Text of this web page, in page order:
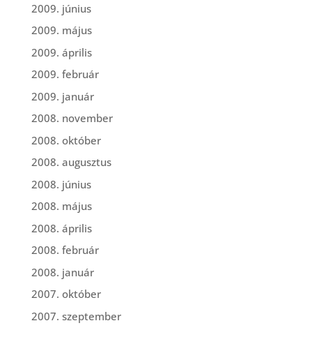
2009. június
2009. május
2009. április
2009. február
2009. január
2008. november
2008. október
2008. augusztus
2008. június
2008. május
2008. április
2008. február
2008. január
2007. október
2007. szeptember